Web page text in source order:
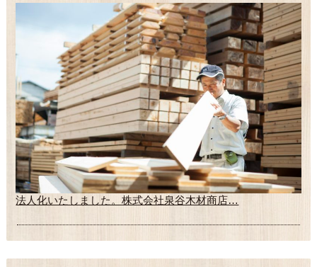
法人化いたしました。株式会社泉谷木材商店…